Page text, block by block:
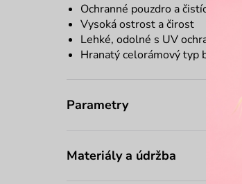
Ochranné pouzdro a čistící hadřík
Vysoká ostrost a čirost
Lehké, odolné s UV ochranou
Hranatý celorámový typ brýlí
Parametry
Materiály a údržba